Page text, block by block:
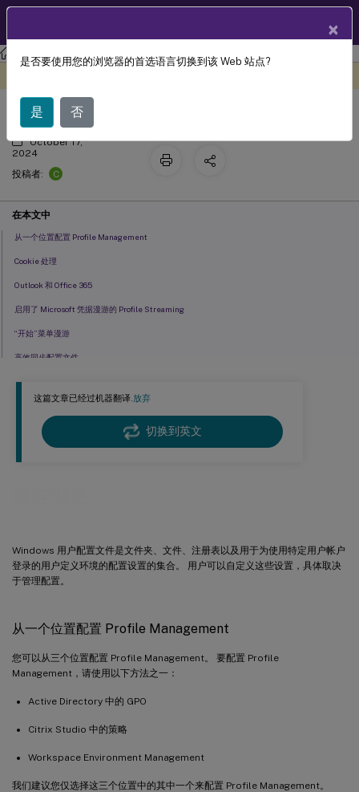
Profile Management Profile Management 2402 LTSR
这篇文章已经过机器翻译.放弃
切换到英文
Windows 用户配置文件是文件夹、文件、注册表以及用于为使用特定用户帐户
登录的用户定义环境的配置设置的集合。 用户可以自定义这些设置，具体取决
于管理配置。
从一个位置配置 Profile Management
您可以从三个位置配置 Profile Management。 要配置 Profile
Management，请使用以下方法之一：
Active Directory 中的 GPO
Citrix Studio 中的策略
Workspace Environment Management
我们建议您仅选择这三个位置中的其中一个来配置 Profile Management。
最佳做法
October 17,
2024
投稿者:
C
在本文中
从一个位置配置 Profile Management
Cookie 处理
Outlook 和 Office 365
启用了 Microsoft 凭据漫游的 Profile Streaming
“开始”菜单漫游
高效同步配置文件
故障排除最佳做法
Windows 10“开始”菜单自定义
×
是否要使用您的浏览器的首选语言切换到该 Web 站点?
是 否